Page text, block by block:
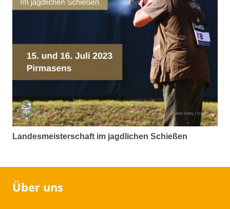
Landesmeisterschaft im jagdlichen Schießen
Über uns